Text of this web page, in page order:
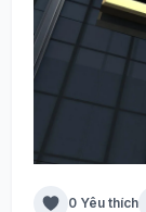
0 Yêu thích